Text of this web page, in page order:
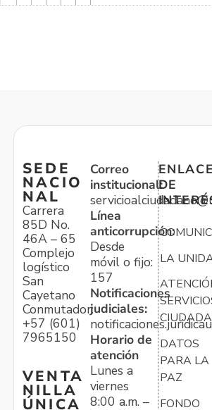
SEDE
NACIO
NAL
Carrera
85D No.
46A – 65
Complejo
logístico
San
Cayetano
Conmutador:
+57 (601)
7965150
VENTA
NILLA
ÚNICA
Correo
institucional:
Línea
anticorrupción:
Desde
móvil o fijo:
157
Notificaciones
judiciales:
Horario de
atención
Lunes a
viernes
8:00 a.m. –
DE
LA
DATOS
PARA LA
PAZ
FONDO